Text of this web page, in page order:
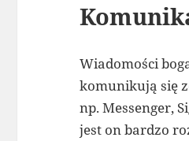
Wiadomości
komunikują się
np. Messenger,
jest on bardzo